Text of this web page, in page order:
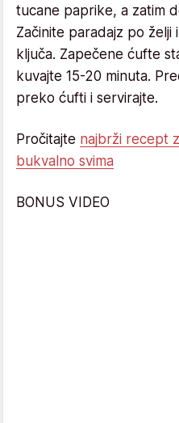
tucane paprike, a zatim
Začinite paradajz po
ključa. Zapečene ćufte
kuvajte 15-20 minuta.
preko ćufti i servirajte.
Pročitajte najbrži recept
bukvalno svima
BONUS VIDEO